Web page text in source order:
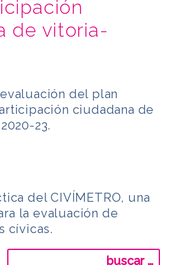
de vitoria-
del plan
ciudadana de
23.
del CIVÍMETRO, una
la evaluación de
cívicas.